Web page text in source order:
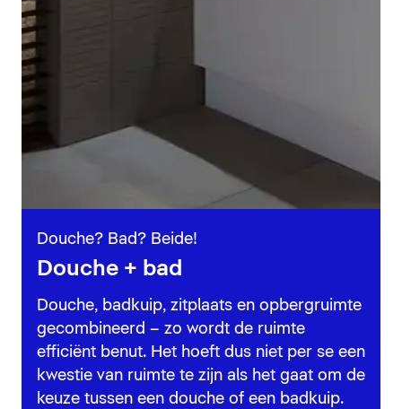
Douche? Bad? Beide!
Douche + bad
Douche, badkuip, zitplaats en opbergruimte
gecombineerd – zo wordt de ruimte
efficiënt benut. Het hoeft dus niet per se een
kwestie van ruimte te zijn als het gaat om de
keuze tussen een douche of een badkuip.